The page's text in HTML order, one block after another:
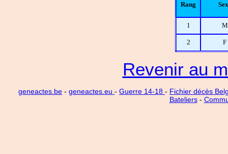
Rang
1 M
2 F
Revenir au
geneactes.be - geneactes.eu - Guerre 14-18 - Fichier décès
Bateliers-